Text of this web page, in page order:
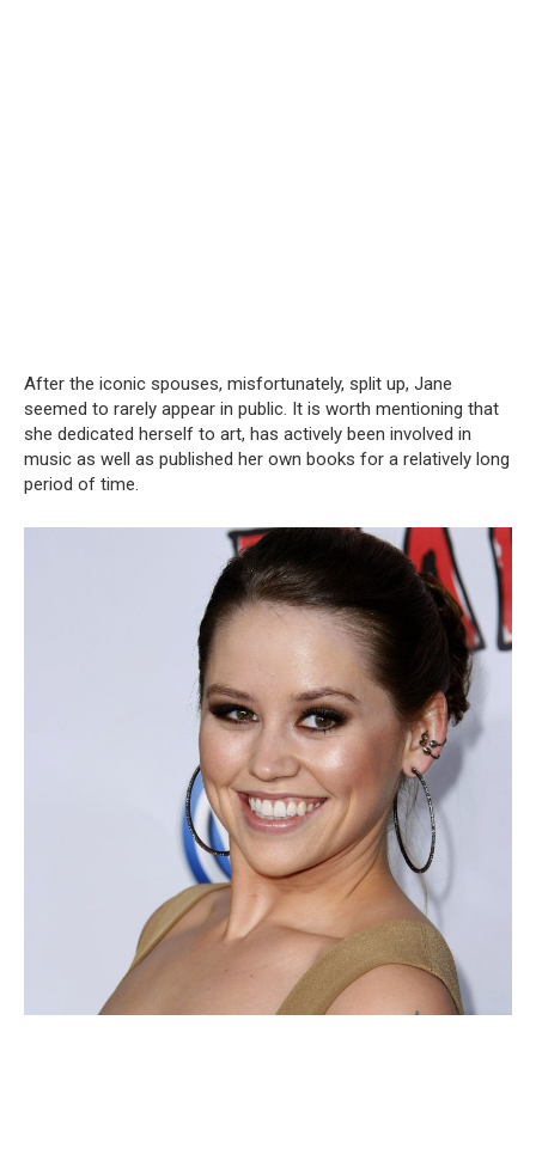
After the iconic spouses, misfortunately, split up, Jane
seemed to rarely appear in public. It is worth mentioning that
she dedicated herself to art, has actively been involved in
music as well as published her own books for a relatively long
period of time.